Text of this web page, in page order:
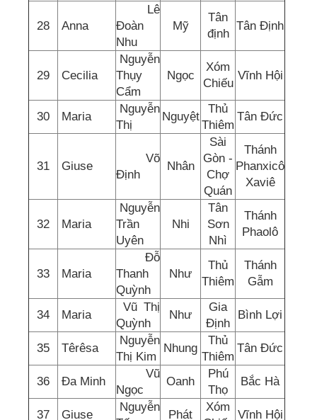
28 Anna
Lê
Đoàn
Nhu
Mỹ
Tân
định
Tân Định
29 Cecilia
Nguyễn
Thụy
Cẩm
Ngọc
Xóm
Chiếu
Vĩnh Hội
30 Maria
Nguyễn
Thị
Nguyệt
Thủ
Thiêm
Tân Đức
31 Giuse
Võ
Định
Nhân
Sài
Gòn -
Chợ
Quán
Thánh
Phanxicô
Xaviê
32 Maria
Nguyễn
Trần
Uyên
Nhi
Tân
Sơn
Nhì
Thánh
Phaolô
33 Maria
Đỗ
Thanh
Quỳnh
Như
Thủ
Thiêm
Thánh
Gẫm
34 Maria
Vũ Thị
Quỳnh
Như
Gia
Định
Bình Lợi
35 Têrêsa
Nguyễn
Thị Kim
Nhung
Thủ
Thiêm
Tân Đức
36 Đa Minh
Vũ
Ngọc
Oanh
Phú
Thọ
Bắc Hà
37 Giuse
Nguyễn
Phát
Xóm
Vĩnh Hội